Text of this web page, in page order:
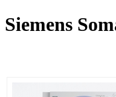
Siemens